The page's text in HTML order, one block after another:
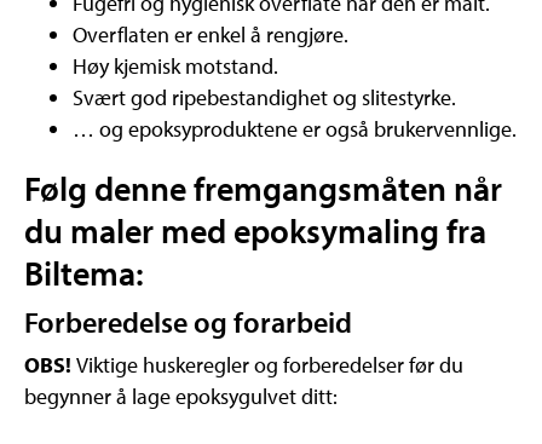
Overflaten er enkel å rengjøre.
Høy kjemisk motstand.
Svært god ripebestandighet og slitestyrke.
… og epoksyproduktene er også brukervennlige.
Følg denne fremgangsmåten når
du maler med epoksymaling fra
Biltema:
Forberedelse og forarbeid
OBS! Viktige huskeregler og forberedelser før du
begynner å lage epoksygulvet ditt: